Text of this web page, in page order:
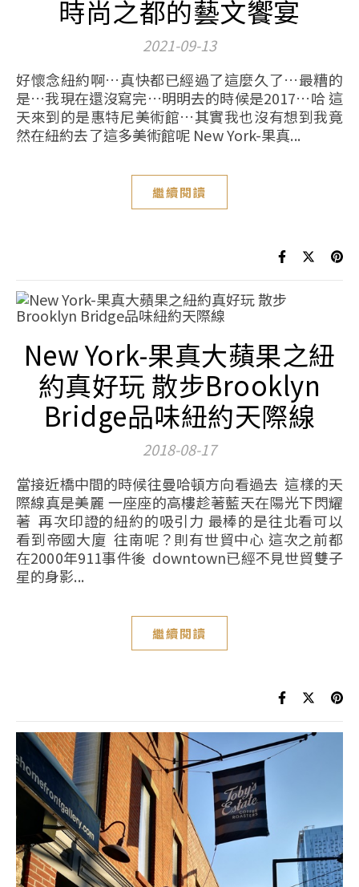
時尚之都的藝文饗宴
2021-09-13
好懷念紐約啊…真快都已經過了這麼久了…最糟的
是…我現在還沒寫完…明明去的時候是2017…哈 這
天來到的是惠特尼美術館…其實我也沒有想到我竟
然在紐約去了這多美術館呢 New York-果真...
繼續閱讀
New York-果真大蘋果之紐
約真好玩 散步Brooklyn
Bridge品味紐約天際線
2018-08-17
當接近橋中間的時候往曼哈頓方向看過去 這樣的天
際線真是美麗 一座座的高樓趁著藍天在陽光下閃耀
著 再次印證的紐約的吸引力 最棒的是往北看可以
看到帝國大廈 往南呢？則有世貿中心 這次之前都
在2000年911事件後 downtown已經不見世貿雙子
星的身影...
繼續閱讀